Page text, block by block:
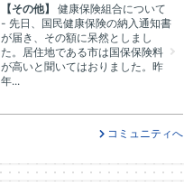
【その他】
健康保険組合について
- 先日、国民健康保険の納入通知書
が届き、その額に呆然としまし
た。居住地である市は国保保険料
が高いと聞いてはおりました。昨
年...
コミュニティへ